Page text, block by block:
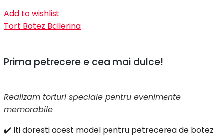
Add to wishlist
Tort Botez Ballerina
Prima petrecere e cea mai dulce!
Realizam torturi speciale pentru evenimente
memorabile
✔️ Iti doresti acest model pentru petrecerea de botez